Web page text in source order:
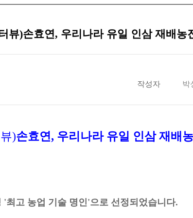
뷰)손효연, 우리나라 유일 인삼 재배농
작성자 박
)손효연, 우리나라 유일 인삼 재배
최고 농업 기술 명인'으로 선정되었습니다.